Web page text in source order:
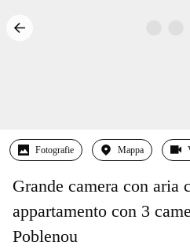
Fotografie Mappa
Grande camera con aria
appartamento con 3
Poblenou